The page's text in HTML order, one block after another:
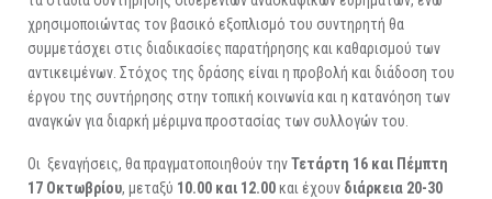
χρησιμοποιώντας τον βασικό εξοπλισμό του συντηρητή θα
συμμετάσχει στις διαδικασίες παρατήρησης και καθαρισμού των
αντικειμένων. Στόχος της δράσης είναι η προβολή και διάδοση του
έργου της συντήρησης στην τοπική κοινωνία και η κατανόηση των
αναγκών για διαρκή μέριμνα προστασίας των συλλογών του.
Οι ξεναγήσεις, θα πραγματοποιηθούν τηνΤετάρτη 16 και Πέμπτη
17 Οκτωβρίου, μεταξύ 10.00 και 12.00και έχουν διάρκεια 20-30